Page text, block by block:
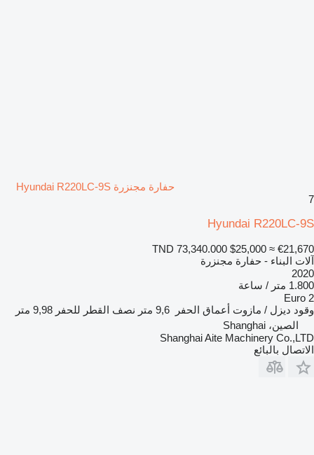
حفارة مجنزرة Hyundai R220LC-9S
7
Hyundai R220LC-9S
TND 73,340.000 $25,000 ≈ €21,670
آلات البناء - حفارة مجنزرة
2020
1.800 متر / ساعة
Euro 2
وقود ديزل / مازوت أعماق الحفر 9,6 متر نصف القطر للحفر 9,98 متر
الصين، Shanghai
Shanghai Aite Machinery Co.,LTD
الاتصال بالبائع